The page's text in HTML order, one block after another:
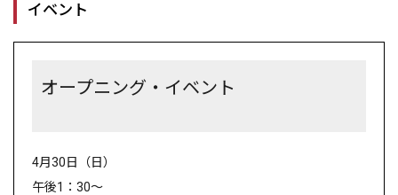
イベント
オープニング・イベント
4月30日（日）
午後1：30～